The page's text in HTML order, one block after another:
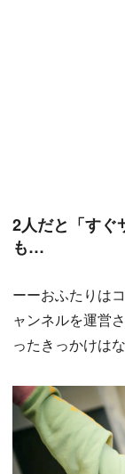
2人だと「すぐ
も…
ーーおふたりは
ャンネルを運営
ったきっかけは